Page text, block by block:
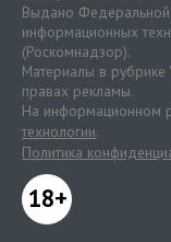
Выдано Федеральной
информационных
(Роскомнадзор).
Материалы в рубрике
правах рекламы.
На информационном
технологии.
Политика
18+